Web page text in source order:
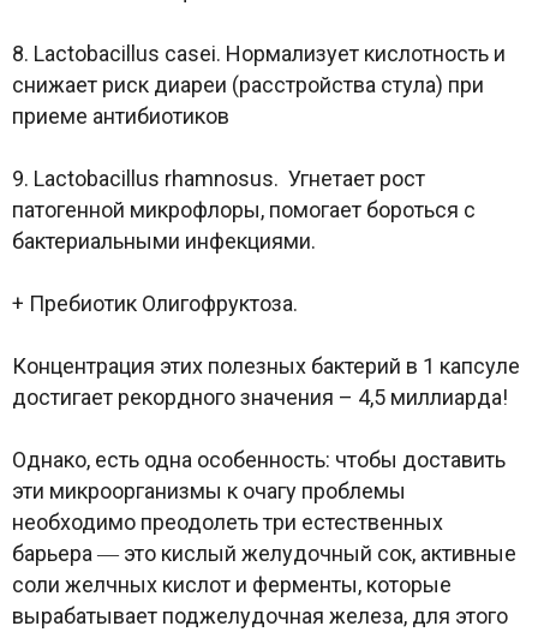
8. Lactobacillus casei. Нормализует кислотность и
снижает риск диареи (расстройства стула) при
приеме антибиотиков
9. Lactobacillus rhamnosus. Угнетает рост
патогенной микрофлоры, помогает бороться с
бактериальными инфекциями.
+ Пребиотик Олигофруктоза.
Концентрация этих полезных бактерий в 1 капсуле
достигает рекордного значения – 4,5 миллиарда!
Однако, есть одна особенность: чтобы доставить
эти микроорганизмы к очагу проблемы
необходимо преодолеть три естественных
барьера ― это кислый желудочный сок, активные
соли желчных кислот и ферменты, которые
вырабатывает поджелудочная железа, для этого